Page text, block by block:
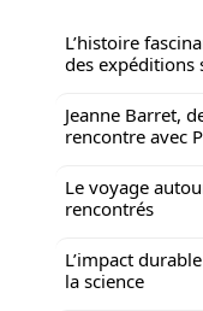
L’histoire
des expéditions
Jeanne Barret,
rencontre avec
Le voyage
rencontrés
L’impact
la science